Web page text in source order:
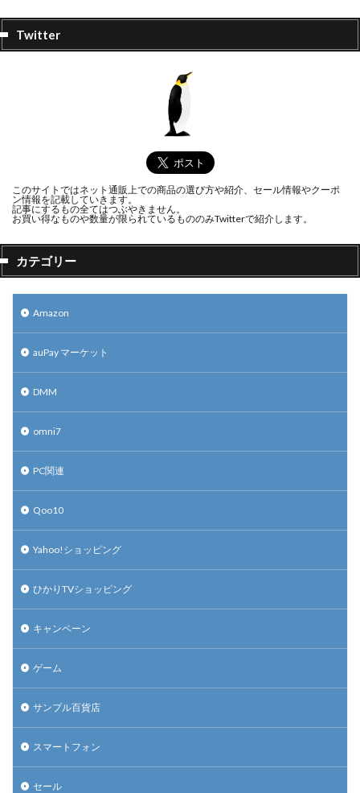
Twitter
このサイトではネット通販上での商品の選び方や紹介、セール情報やクーポ
ン情報を記載していきます。
記事にするもの全てはつぶやきません。
お買い得なものや数量が限られているもののみTwitterで紹介します。
カテゴリー
Amazon
auPay マーケット
DMM
omni7
PC関連
Qoo10
Yahoo!ショッピング
ひかりTVショッピング
キャンペーン
ゲーム
サンプル百貨店
スマートフォン
セール